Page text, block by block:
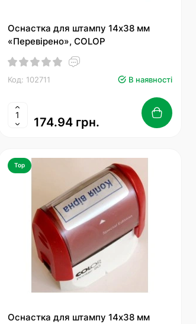
Оснастка для штампу 14х38 мм
«Перевірено», COLOP
Код: 102711 В наявності
174.94 грн.
Top
Оснастка для штампу 14х38 мм